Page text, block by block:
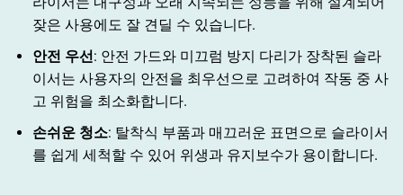
잦은 사용에도 잘 견딜 수 있습니다.
안전 우선: 안전 가드와 미끄럼 방지 다리가 장착된 슬라
이서는 사용자의 안전을 최우선으로 고려하여 작동 중 사
고 위험을 최소화합니다.
손쉬운 청소: 탈착식 부품과 매끄러운 표면으로 슬라이서
를 쉽게 세척할 수 있어 위생과 유지보수가 용이합니다.